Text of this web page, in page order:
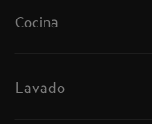
Cocina
Lavado